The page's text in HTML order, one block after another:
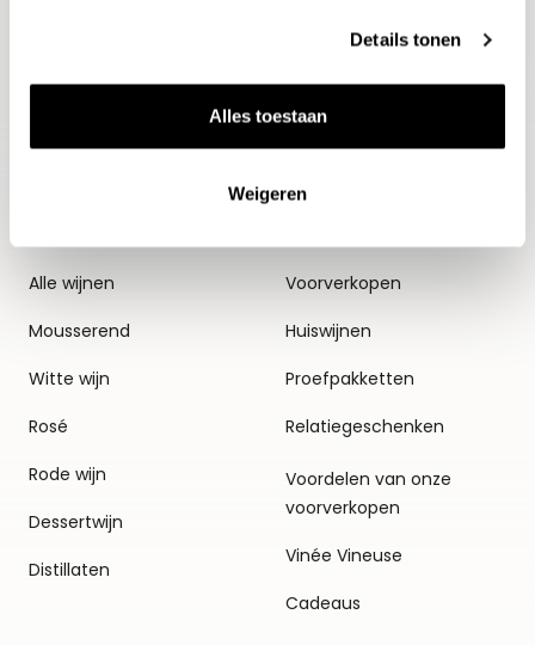
Details tonen
Alles toestaan
Weigeren
Alle wijnen
Mousserend
Witte wijn
Rosé
Rode wijn
Dessertwijn
Distillaten
Thema's
Voorverkopen
Huiswijnen
Proefpakketten
Relatiegeschenken
Voordelen van onze
voorverkopen
Vinée Vineuse
Cadeaus